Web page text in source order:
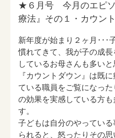
★６月号 今月のエピ
療法』その１・カウン
新年度が始まり２ヶ月･･･
慣れてきて、我が子の成
しているお母さんも多い
『カウントダウン』は既
ている職員をご覧になっ
の効果を実感している方
す。
子どもは自分のやってい
られると、怒ったりその